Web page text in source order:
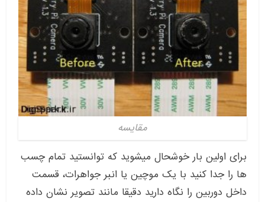
مقایسه
برای اولین بار خوشحال میشوید که توانستید تمام چسب
ها را جدا کنید با یک موچین یا انبر جواهرات، قسمت
داخل دوربین را نگاه دارید دقیقا مانند تصویر نشان داده